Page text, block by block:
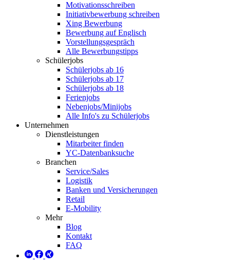
Motivationsschreiben
Initiativbewerbung schreiben
Xing Bewerbung
Bewerbung auf Englisch
Vorstellungsgespräch
Alle Bewerbungstipps
Schülerjobs
Schülerjobs ab 16
Schülerjobs ab 17
Schülerjobs ab 18
Ferienjobs
Nebenjobs/Minijobs
Alle Info's zu Schülerjobs
Unternehmen
Dienstleistungen
Mitarbeiter finden
YC-Datenbanksuche
Branchen
Service/Sales
Logistik
Banken und Versicherungen
Retail
E-Mobility
Mehr
Blog
Kontakt
FAQ